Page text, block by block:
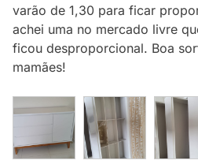
varão de 1,30 para ficar
achei uma no mercado livre
ficou desproporcional. Boa
mamães!